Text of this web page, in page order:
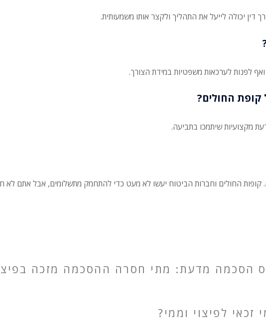
דין יכולה לייעל את התהליך ולקצר אותו משמעותית.
לפנות לערכאות משפטיות במידת הצורך.
החולים?
מקצועיות שיתמכו בתביעה.
קופות החולים וחברות הביטוח יעשו לא מעט כדי להתחמק מתשלומים, אבל אתם לא
הסכמה מדעת: מתי חסרה ההסכמה מזכה
לפיצוי וממי?